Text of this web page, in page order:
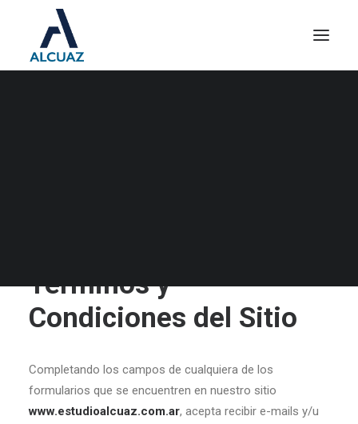
Términos y
Condiciones del Sitio
Completando los campos de cualquiera de los
formularios que se encuentren en nuestro sitio
www.estudioalcuaz.com.ar, acepta recibir e-mails y/u